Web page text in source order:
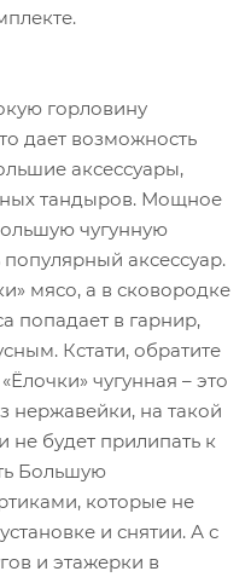
горловину
дает возможность
аксессуары,
тандыров. Мощное
чугунную
аксессуар.
мясо, а в сковородке
попадает в гарнир,
Кстати, обратите
чугунная – это
нержавейки, на такой
не будет прилипать к
Большую
которые не
и снятии. А с
и этажерки в